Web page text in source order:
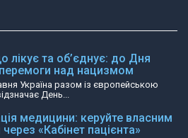
лікує та об’єднує: до Дня
перемоги над нацизмом
Україна разом із європейською
День...
медицини: керуйте власним
«Кабінет пацієнта»